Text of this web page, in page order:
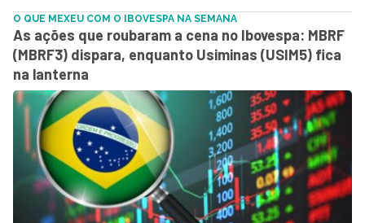
O QUE MEXEU COM O IBOVESPA NA SEMANA
As ações que roubaram a cena no Ibovespa: MBRF
(MBRF3) dispara, enquanto Usiminas (USIM5) fica
na lanterna